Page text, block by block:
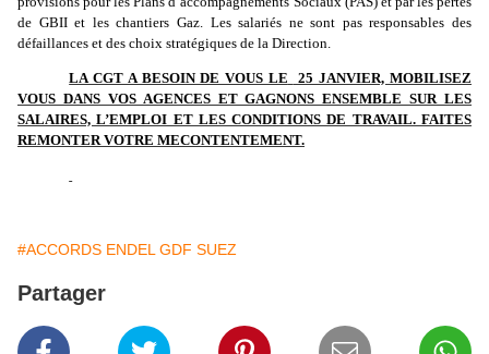
de GBII et les chantiers Gaz. Les salariés ne sont pas responsables des
défaillances et des choix stratégiques de la Direction.
LA CGT A BESOIN DE VOUS LE
25 JANVIER, MOBILISEZ
VOUS DANS VOS AGENCES ET GAGNONS ENSEMBLE SUR LES
SALAIRES, L’EMPLOI ET LES CONDITIONS DE TRAVAIL. FAITES
REMONTER VOTRE MECONTENTEMENT.
#ACCORDS ENDEL GDF SUEZ
Partager